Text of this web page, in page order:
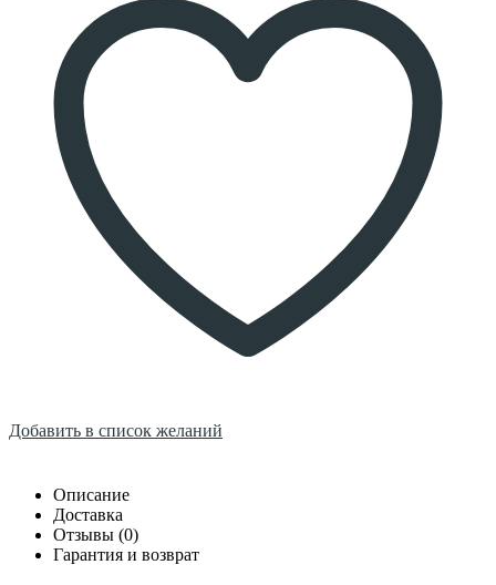
Добавить в список желаний
Описание
Доставка
Отзывы (0)
Гарантия и возврат